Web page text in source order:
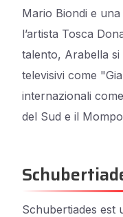
Mario Biondi e
l’artista Tosca
talento, Arabella si
televisivi come
internazionali
del Sud e il
Schubertiades est